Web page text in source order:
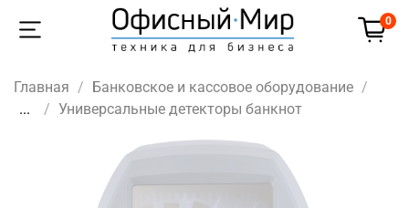
0
Главная
Банковское и кассовое оборудование
...
Универсальные детекторы банкнот